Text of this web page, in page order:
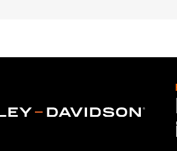
Interior/exterior
fuerte y resistente a los rayos UV
Incluye bolsa de
debe utilizar mientras se conduce,
para motocicleta H-D® no están
se remolca la moto puede